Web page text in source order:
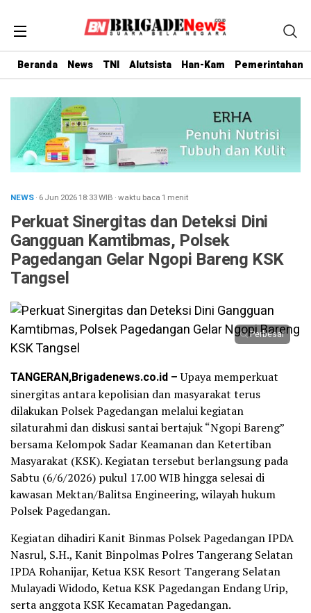
Beranda News TNI Alutsista Han-Kam Pemerintahan
NEWS· 6 Jun 202618:33WIB ·waktu baca 1 menit
Perkuat Sinergitas dan Deteksi Dini
Gangguan Kamtibmas, Polsek
Pagedangan Gelar Ngopi Bareng KSK
Tangsel
Perbesar
TANGERAN,Brigadenews.co.id –Upaya memperkuat
sinergitas antara kepolisian dan masyarakat terus
dilakukan Polsek Pagedangan melalui kegiatan
silaturahmi dan diskusi santai bertajuk “Ngopi Bareng”
bersama Kelompok Sadar Keamanan dan Ketertiban
Masyarakat (KSK). Kegiatan tersebut berlangsung pada
Sabtu (6/6/2026) pukul 17.00 WIB hingga selesai di
kawasan Mektan/Balitsa Engineering, wilayah hukum
Polsek Pagedangan.
Kegiatan dihadiri Kanit Binmas Polsek Pagedangan IPDA
Nasrul, S.H., Kanit Binpolmas Polres Tangerang Selatan
IPDA Rohanijar, Ketua KSK Resort Tangerang Selatan
Mulayadi Widodo, Ketua KSK Pagedangan Endang Urip,
serta anggota KSK Kecamatan Pagedangan.